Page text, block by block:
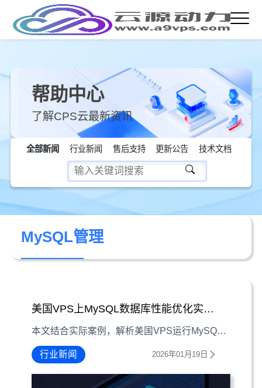
帮助中心
了解CPS云最新资讯
全部新闻 行业新闻 售后支持 更新公告 技术文档
MySQL管理
美国VPS上MySQL数据库性能优化实战指南
本文结合实际案例，解析美国VPS运行MySQL时常见性能瓶颈，从查询优化、硬件适配到维护策略，提供可落地的性能提升方案。
行业新闻 2026年01月19日